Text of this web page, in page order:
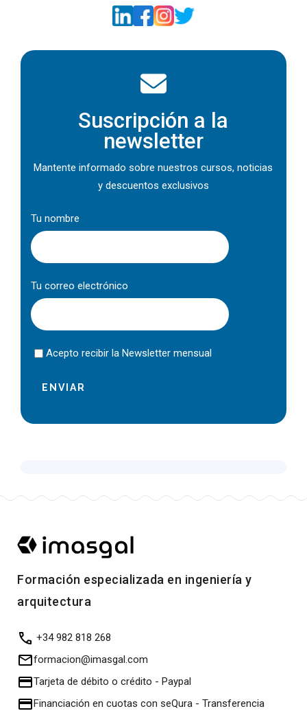
Suscripción a la
newsletter
Mantente informado sobre nuestros cursos, noticias
y descuentos exclusivos
Tu nombre
Tu correo electrónico
Acepto recibir la Newsletter mensual
Formación especializada en ingeniería y
arquitectura
+34 982 818 268
formacion@imasgal.com
Tarjeta de débito o crédito - Paypal
Financiación en cuotas con seQura - Transferencia